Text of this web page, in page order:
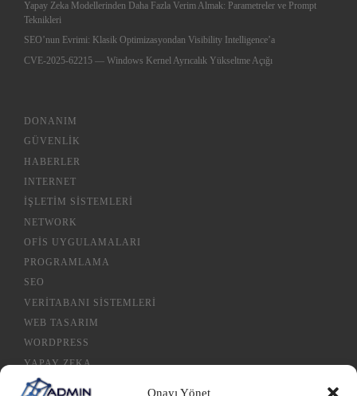
Onayı Yönet
Yapay Zeka Modellerinden Daha Fazla Verim Almak: Parametreler ve Prompt
Teknikleri
SEO’nun Evrimi: Klasik Optimizasyondan Visibility Intelligence’a
CVE-2025-62215 — Windows Kernel Ayrıcalık Yükseltme Açığı
DONANIM
GÜVENLIK
HABERLER
INTERNET
İŞLETIM SISTEMLERI
NETWORK
OFIS UYGULAMALARI
PROGRAMLAMA
SEO
VERITABANI SISTEMLERI
WEB TASARIM
WORDPRESS
YAPAY ZEKA